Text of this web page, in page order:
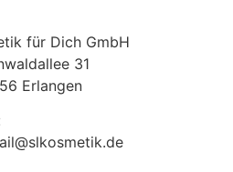
für Dich GmbH
31
Erlangen